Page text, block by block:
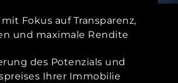
Fokus auf Transparenz,
und maximale Rendite
des Potenzials und
Ihrer Immobilie